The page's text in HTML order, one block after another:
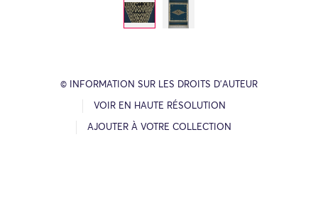
© INFORMATION SUR LES DROITS D’AUTEUR
VOIR EN HAUTE RÉSOLUTION
AJOUTER À VOTRE COLLECTION